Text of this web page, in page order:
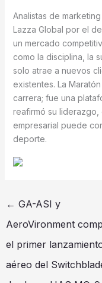
Analistas de
Lazza Global por el
un mercado
como la disciplina, la
solo atrae a nuevos
existentes. La
carrera; fue una
reafirmó su
empresarial puede
deporte.
← GA-ASI y
AeroVironment
el primer
aéreo del